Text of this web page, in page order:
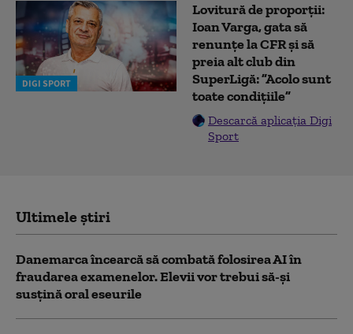
DIGI SPORT
Lovitură de proporții:
Ioan Varga, gata să
renunțe la CFR și să
preia alt club din
SuperLigă: ”Acolo sunt
toate condițiile”
Descarcă aplicația Digi
Sport
Ultimele știri
Danemarca încearcă să combată folosirea AI în
fraudarea examenelor. Elevii vor trebui să-şi
susţină oral eseurile